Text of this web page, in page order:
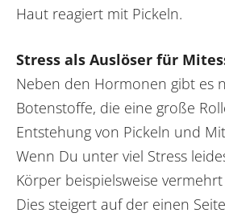
Haut reagiert mit Pickeln.
Stress als Auslöser für
Neben den Hormonen gibt es
Botenstoffe, die eine große
Entstehung von Pickeln und
Wenn Du unter viel Stress
Körper beispielsweise
Dies steigert auf der einen